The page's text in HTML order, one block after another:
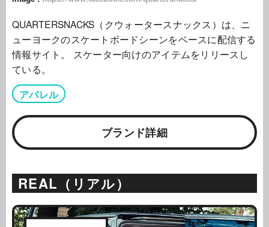
QUARTERSNACKS（クウォータースナックス）は、ニ
ューヨークのスケートボードシーンをベースに配信する
情報サイト。 スケーター向けのアイテムをリリースし
ている。
アパレル
ブランド詳細
REAL（リアル）